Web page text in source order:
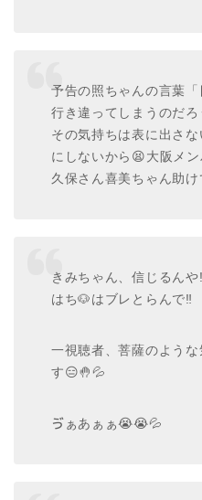
予告の照ちゃんの言葉
行き違ってしまうのだ
その気持ちは表に出さ
にしないから😫大阪メ
久保さん喜美ちゃん助け
きみちゃん、信じるんや
はち🐶はブレとらんで‼️
一視聴者、菩薩のよう
す😑🤚💦
ゔぁあぁぁ😭😭💦